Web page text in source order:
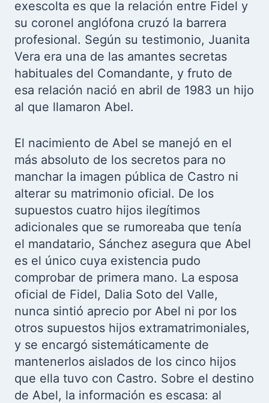
exescolta es que la relación entre Fidel y
su coronel anglófona cruzó la barrera
profesional. Según su testimonio, Juanita
Vera era una de las amantes secretas
habituales del Comandante, y fruto de
esa relación nació en abril de 1983 un hijo
al que llamaron Abel.
El nacimiento de Abel se manejó en el
más absoluto de los secretos para no
manchar la imagen pública de Castro ni
alterar su matrimonio oficial. De los
supuestos cuatro hijos ilegítimos
adicionales que se rumoreaba que tenía
el mandatario, Sánchez asegura que Abel
es el único cuya existencia pudo
comprobar de primera mano. La esposa
oficial de Fidel, Dalia Soto del Valle,
nunca sintió aprecio por Abel ni por los
otros supuestos hijos extramatrimoniales,
y se encargó sistemáticamente de
mantenerlos aislados de los cinco hijos
que ella tuvo con Castro. Sobre el destino
de Abel, la información es escasa: al